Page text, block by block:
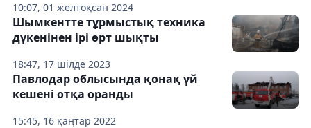
10:07, 01 желтоқсан 2024
18:47, 17 шілде 2023
Шымкентте тұрмыстық техника
дүкенінен ірі өрт шықты
15:45, 16 қаңтар 2022
Павлодар облысында қонақ үй
кешені отқа оранды